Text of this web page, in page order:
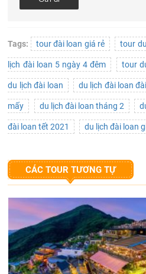
Tags: tour đài loan giá rẻ tour
lịch đài loan 5 ngày 4 đêm tour
du lịch đài loan du lịch đài loan
mấy du lịch đài loan tháng 2
đài loan tết 2021 du lịch đài loan
CÁC TOUR TƯƠNG TỰ